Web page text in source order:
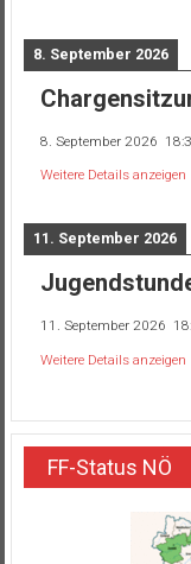
8. September 2026
8. September 2026
Weitere Details anzeigen
11. September 2026
11. September 2026
Weitere Details anzeigen
FF-Status NÖ